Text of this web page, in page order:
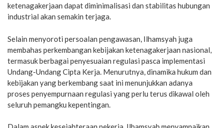
ketenagakerjaan dapat diminimalisasi dan stabilitas hubungan
industrial akan semakin terjaga.
Selain menyoroti persoalan pengawasan, Ilhamsyah juga
membahas perkembangan kebijakan ketenagakerjaan nasional,
termasuk berbagai penyesuaian regulasi pasca implementasi
Undang-Undang Cipta Kerja. Menurutnya, dinamika hukum dan
kebijakan yang berkembang saat ini menunjukkan adanya
proses penyempurnaan regulasi yang perlu terus dikawal oleh
seluruh pemangku kepentingan.